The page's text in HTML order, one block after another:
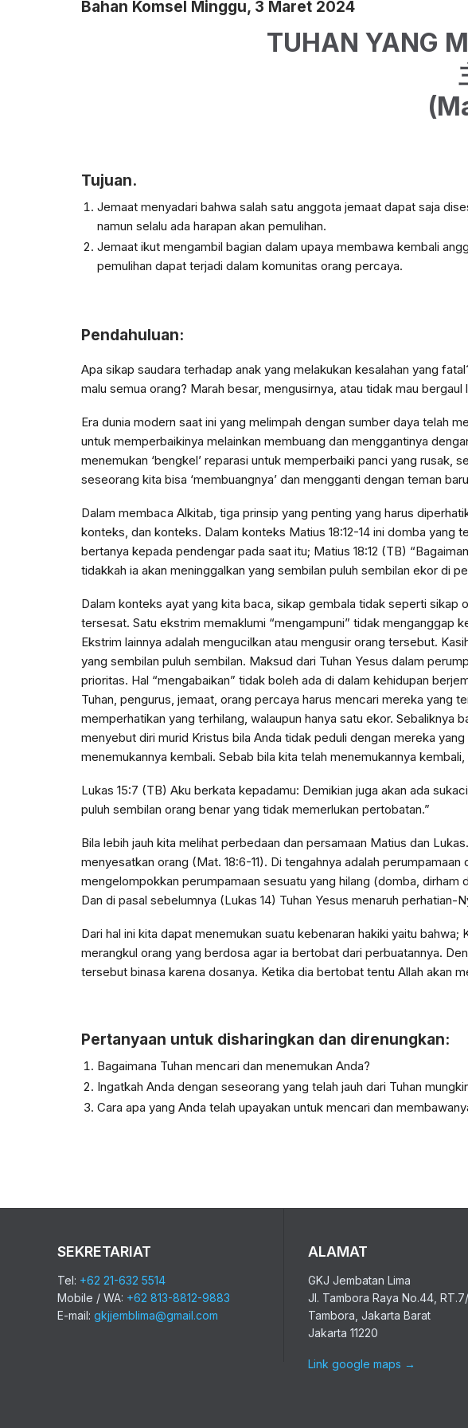
Bahan Komsel Minggu, 3 Maret 2024
TUHAN YANG
Tujuan.
Jemaat menyadari bahwa salah satu anggota jemaat dapat saja
namun selalu ada harapan akan pemulihan.
Jemaat ikut mengambil bagian dalam upaya membawa kembali
pemulihan dapat terjadi dalam komunitas orang percaya.
Pendahuluan:
Apa sikap saudara terhadap anak yang melakukan kesalahan yang
malu semua orang? Marah besar, mengusirnya, atau tidak mau bergaul
Era dunia modern saat ini yang melimpah dengan sumber daya telah
untuk memperbaikinya melainkan membuang dan menggantinya
menemukan ‘bengkel’ reparasi untuk memperbaiki panci yang
seseorang kita bisa ‘membuangnya’ dan mengganti dengan teman
Dalam membaca Alkitab, tiga prinsip yang penting yang harus
konteks, dan konteks. Dalam konteks Matius 18:12-14 ini domba yang
bertanya kepada pendengar pada saat itu; Matius 18:12 (TB)
tidakkah ia akan meninggalkan yang sembilan puluh sembilan ekor di
Dalam konteks ayat yang kita baca, sikap gembala tidak seperti sikap
tersesat. Satu ekstrim memaklumi “mengampuni” tidak menganggap
Ekstrim lainnya adalah mengucilkan atau mengusir orang tersebut.
yang sembilan puluh sembilan. Maksud dari Tuhan Yesus dalam
prioritas. Hal “mengabaikan” tidak boleh ada di dalam kehidupan
Tuhan, pengurus, jemaat, orang percaya harus mencari mereka yang
memperhatikan yang terhilang, walaupun hanya satu ekor. Sebaliknya
menyebut diri murid Kristus bila Anda tidak peduli dengan mereka
menemukannya kembali. Sebab bila kita telah menemukannya
Lukas 15:7 (TB) Aku berkata kepadamu: Demikian juga akan ada
puluh sembilan orang benar yang tidak memerlukan pertobatan.”
Bila lebih jauh kita melihat perbedaan dan persamaan Matius dan
menyesatkan orang (Mat. 18:6-11). Di tengahnya adalah
mengelompokkan perumpamaan sesuatu yang hilang (domba, dirham
Dan di pasal sebelumnya (Lukas 14) Tuhan Yesus menaruh perhatian-
Dari hal ini kita dapat menemukan suatu kebenaran hakiki yaitu
merangkul orang yang berdosa agar ia bertobat dari perbuatannya.
tersebut binasa karena dosanya. Ketika dia bertobat tentu Allah akan
Pertanyaan untuk disharingkan dan direnungkan:
Bagaimana Tuhan mencari dan menemukan Anda?
Ingatkah Anda dengan seseorang yang telah jauh dari Tuhan
Cara apa yang Anda telah upayakan untuk mencari dan
SEKRETARIAT
Tel: +62 21-632 5514
Mobile / WA: +62 813-8812-9883
E-mail: gkjjemblima@gmail.com
ALAMAT
GKJ Jembatan Lima
Jl. Tambora Raya No.44,
Tambora, Jakarta Barat
Jakarta 11220
Link google maps →